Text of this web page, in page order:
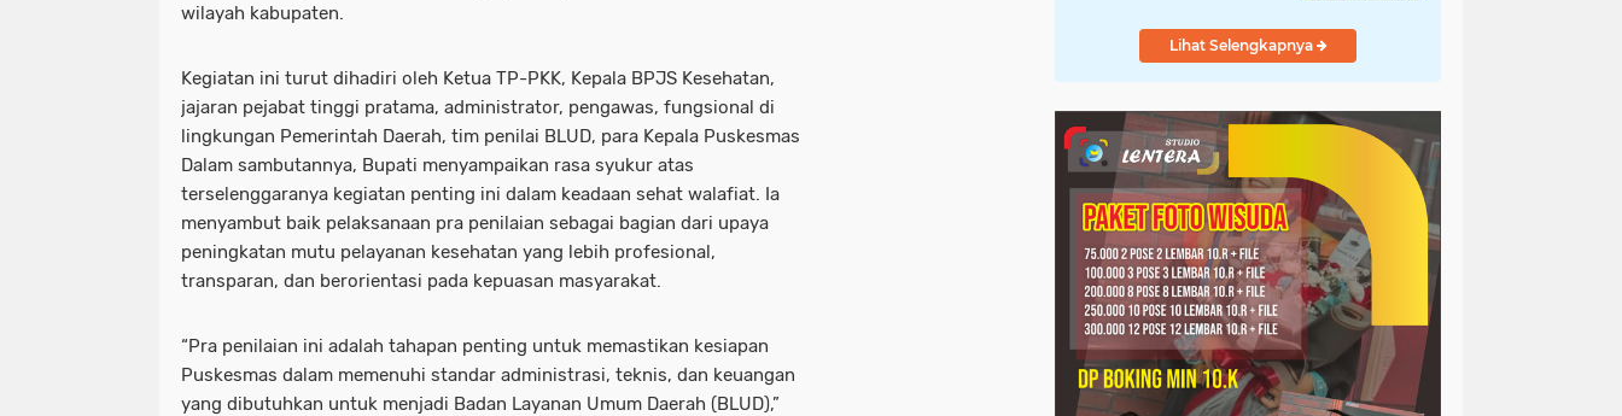
wilayah kabupaten.
Kegiatan ini turut dihadiri oleh Ketua TP-PKK, Kepala BPJS Kesehatan,
jajaran pejabat tinggi pratama, administrator, pengawas, fungsional di
lingkungan Pemerintah Daerah, tim penilai BLUD, para Kepala Puskesmas
Dalam sambutannya, Bupati menyampaikan rasa syukur atas
terselenggaranya kegiatan penting ini dalam keadaan sehat walafiat. Ia
menyambut baik pelaksanaan pra penilaian sebagai bagian dari upaya
peningkatan mutu pelayanan kesehatan yang lebih profesional,
transparan, dan berorientasi pada kepuasan masyarakat.
“Pra penilaian ini adalah tahapan penting untuk memastikan kesiapan
Puskesmas dalam memenuhi standar administrasi, teknis, dan keuangan
yang dibutuhkan untuk menjadi Badan Layanan Umum Daerah (BLUD),”
Lihat Selengkapnya